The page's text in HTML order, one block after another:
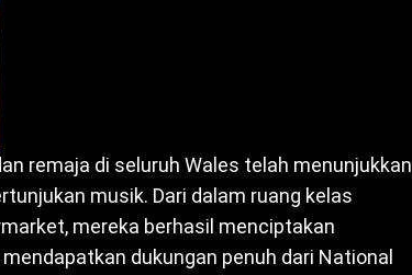
remaja di seluruh Wales telah menunjukkan
musik. Dari dalam ruang kelas
mereka berhasil menciptakan
dukungan penuh dari National